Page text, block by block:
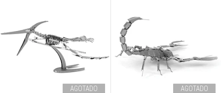
AGOTADO AGOTADO